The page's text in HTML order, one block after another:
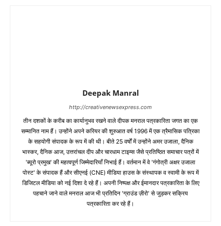
Deepak Manral
http://creativenewsexpress.com
तीन दशकों के करीब का कार्यानुभव रखने वाले दीपक मनराल पत्रकारिता जगत का एक
सम्मानित नाम हैं। उन्होंने अपने करियर की शुरुआत वर्ष 1996 में एक त्रैमासिक पत्रिका
के सहयोगी संपादक के रूप में की थी। बीते 25 वर्षों में उन्होंने अमर उजाला, दैनिक
भास्कर, दैनिक आज, उत्तरांचल दीप और चारधाम टाइम्स जैसे प्रतिष्ठित समाचार पत्रों में
'ब्यूरो प्रमुख' की महत्वपूर्ण जिम्मेदारियाँ निभाई हैं। वर्तमान में वे 'गंगोत्री अक्षर उजाला
पोस्ट' के संपादक हैं और सीएनई (CNE) मीडिया हाउस के संस्थापक व स्वामी के रूप में
डिजिटल मीडिया को नई दिशा दे रहे हैं। अपनी निष्पक्ष और ईमानदार पत्रकारिता के लिए
पहचाने जाने वाले मनराल आज भी प्रतिदिन 'ग्राउंड ज़ीरो' से जुड़कर सक्रिय
पत्रकारिता कर रहे हैं।